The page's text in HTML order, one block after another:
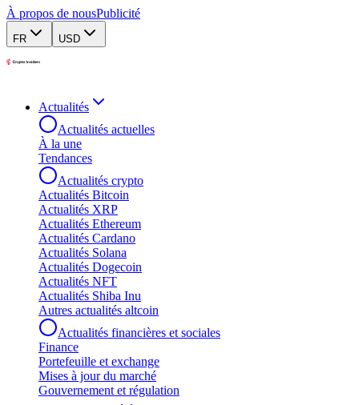
À propos de nousPublicité
FR USD
Actualités
Actualités actuelles
À la une
Tendances
Actualités crypto
Actualités Bitcoin
Actualités XRP
Actualités Ethereum
Actualités Cardano
Actualités Solana
Actualités Dogecoin
Actualités NFT
Actualités Shiba Inu
Autres actualités altcoin
Actualités financières et sociales
Finance
Portefeuille et exchange
Mises à jour du marché
Gouvernement et régulation